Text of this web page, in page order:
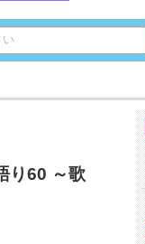
り60 ～歌